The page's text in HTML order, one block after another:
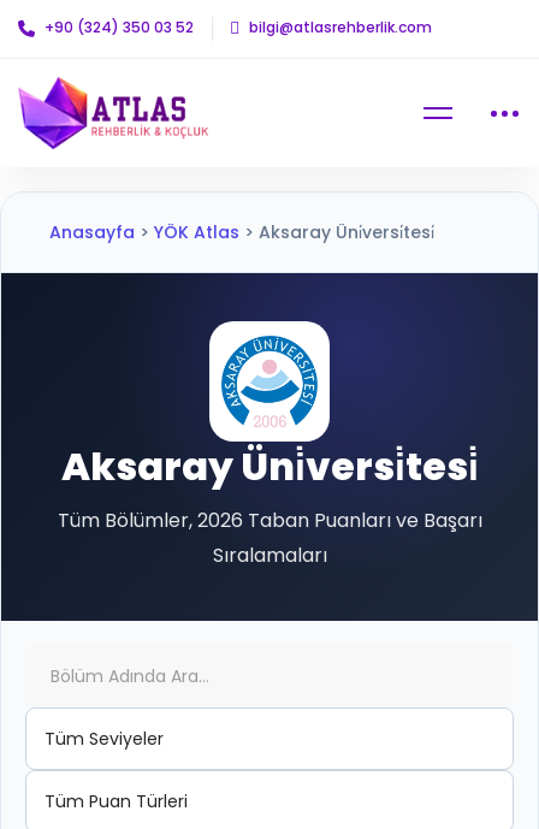
+90 (324) 350 03 52 bilgi@atlasrehberlik.com
Anasayfa > YÖK Atlas > Aksaray Üni̇versi̇tesi̇
Aksaray Üni̇versi̇tesi̇
Tüm Bölümler, 2026 Taban Puanları ve Başarı
Sıralamaları